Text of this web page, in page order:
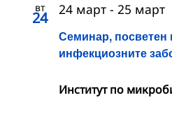
вт
24
Семинар, посветен
инфекциозните
24 март - 25 март
Институт по